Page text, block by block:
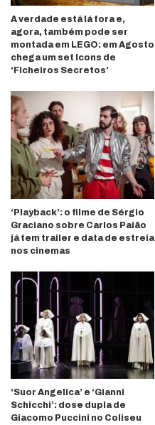
A verdade está lá fora e,
agora, também pode ser
montada em LEGO: em Agosto
chega um set Icons de
‘Ficheiros Secretos’
‘Playback’: o filme de Sérgio
Graciano sobre Carlos Paião
já tem trailer e data de estreia
nos cinemas
‘Suor Angelica’ e ‘Gianni
Schicchi’: dose dupla de
Giacomo Puccini no Coliseu